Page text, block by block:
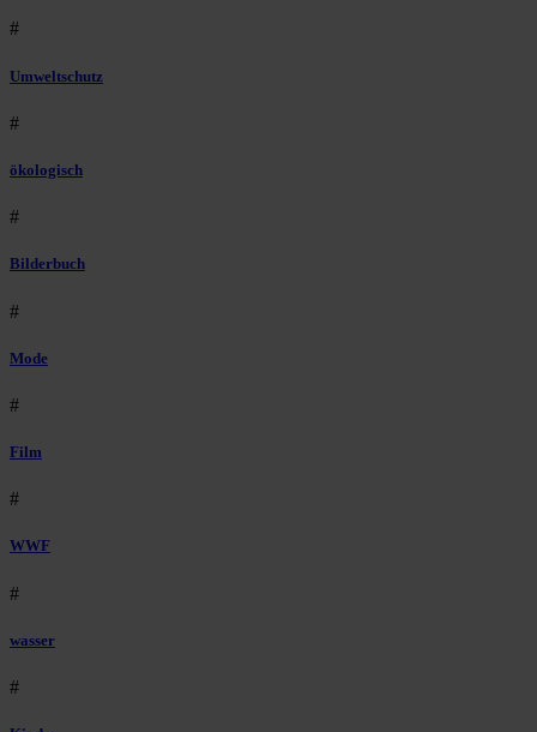
#
Umweltschutz
#
ökologisch
#
Bilderbuch
#
Mode
#
Film
#
WWF
#
wasser
#